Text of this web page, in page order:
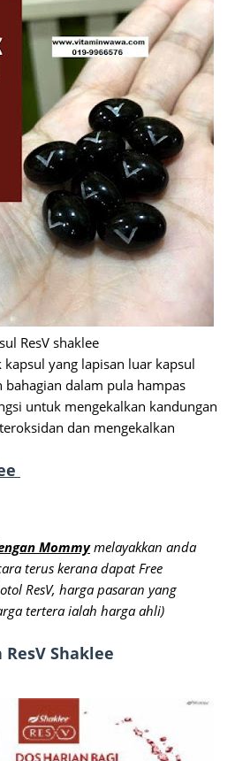
ResV shaklee
kapsul yang lapisan luar kapsul
bahagian dalam pula hampas
untuk mengekalkan kandungan
dan mengekalkan
Mommymelayakkan anda
terus kerana dapat Free
ResV, harga pasaran yang
tertera ialah harga ahli)
Shaklee